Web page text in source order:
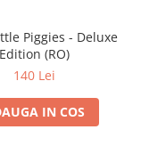
Piggies - Deluxe
Edition (RO)
140 Lei
IN COS